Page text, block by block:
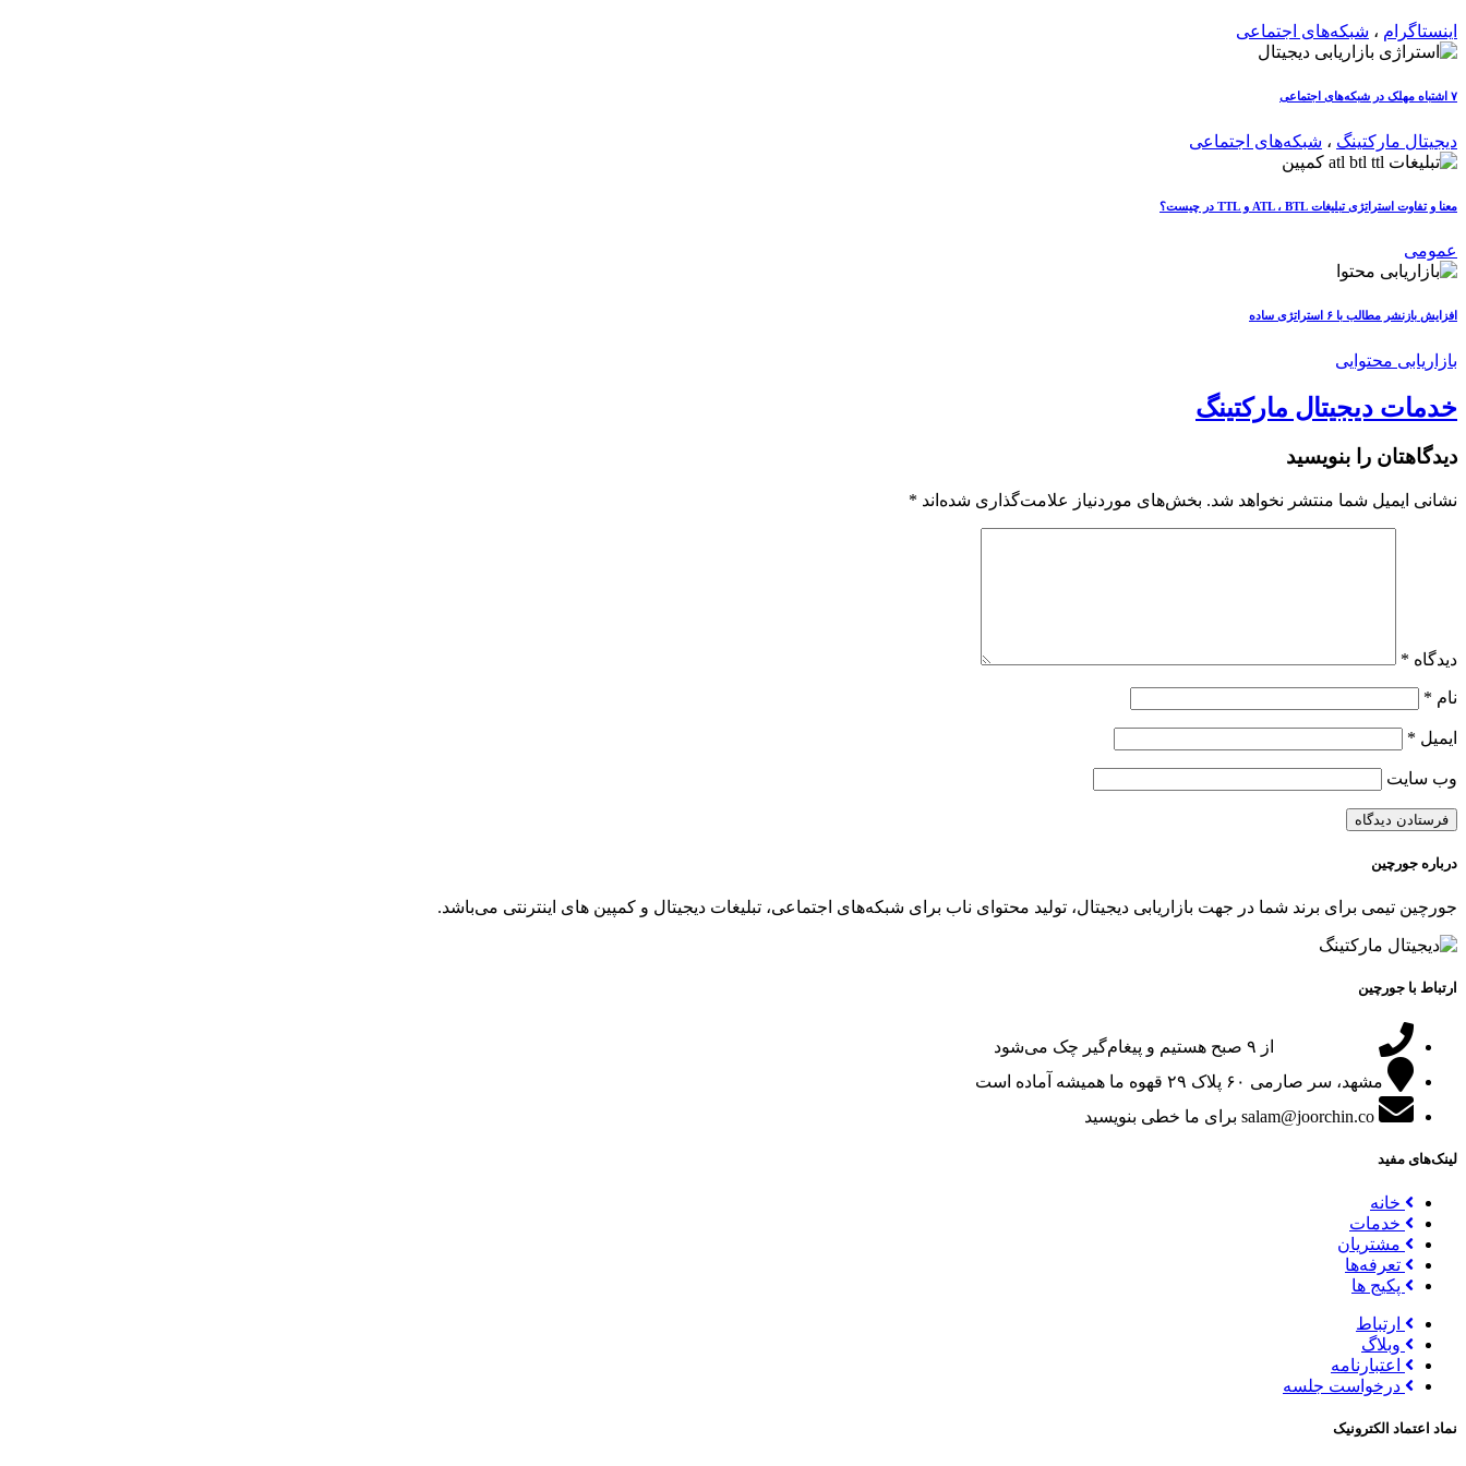
اینستاگرام ، شبکه‌های اجتماعی
۷ اشتباه مهلک در شبکه‌های اجتماعی
دیجیتال مارکتینگ ، شبکه‌های اجتماعی
معنا و تفاوت استراتژی تبلیغات ATL ، BTL و TTL در چیست؟
عمومی
افزایش بازنشر مطالب با ۶ استراتژی ساده
بازاریابی محتوایی
خدمات دیجیتال مارکتینگ
دیدگاهتان را بنویسید
نشانی ایمیل شما منتشر نخواهد شد. بخش‌های موردنیاز علامت‌گذاری شده‌اند *
دیدگاه *
نام *
ایمیل *
وب‌ سایت
درباره جورچین
جورچین تیمی برای برند شما در جهت بازاریابی دیجیتال، تولید محتوای ناب برای شبکه‌های اجتماعی، تبلیغات دیجیتال و کمپین های اینترنتی می‌باشد.
ارتباط با جورچین
از ۹ صبح هستیم و پیغام‌گیر چک می‌شود
مشهد، سر صارمی ۶۰ پلاک ۲۹
قهوه ما همیشه آماده است
salam@joorchin.co برای ما خطی بنویسید
لینک‌های مفید
خانه
خدمات
مشتریان
تعرفه‌ها
پکیج ها
ارتباط
وبلاگ
اعتبارنامه
درخواست جلسه
نماد اعتماد الکترونیک